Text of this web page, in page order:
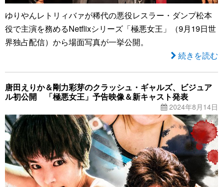
ゆりやんレトリィバァが稀代の悪役レスラー・ダンプ松本
役で主演を務めるNetflixシリーズ「極悪女王」（9月19日世
界独占配信）から場面写真が一挙公開。
続きを読む
唐田えりか＆剛力彩芽のクラッシュ・ギャルズ、ビジュア
ル初公開 「極悪女王」予告映像＆新キャスト発表
2024年8月14日